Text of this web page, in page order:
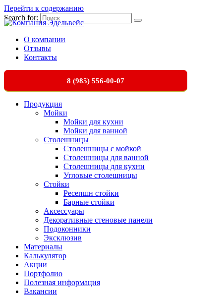
Перейти к содержанию
Search for:
О компании
Отзывы
Контакты
8 (985) 556-00-07
Продукция
Мойки
Мойки для кухни
Мойки для ванной
Столешницы
Столешницы с мойкой
Столешницы для ванной
Столешницы для кухни
Угловые столешницы
Стойки
Ресепшн стойки
Барные стойки
Аксессуары
Декоративные стеновые панели
Подоконники
Эксклюзив
Материалы
Калькулятор
Акции
Портфолио
Полезная информация
Вакансии